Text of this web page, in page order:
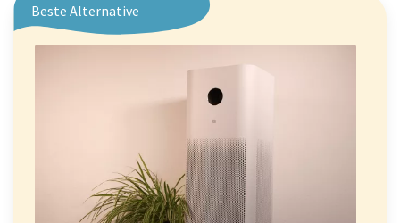
Beste Alternative